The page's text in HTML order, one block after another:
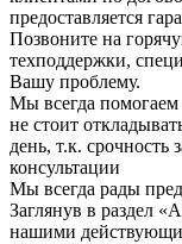
предоставляется
Позвоните на
техподдержки,
Вашу проблему.
Мы всегда
не стоит
день, т.к. срочность
консультации
Мы всегда рады
Заглянув в раздел
нашими